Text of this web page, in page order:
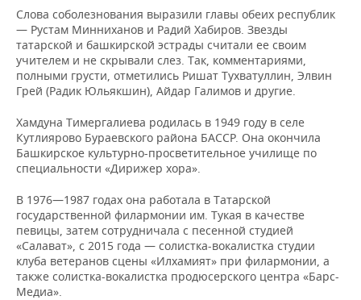
Слова соболезнования выразили главы обеих республик
— Рустам Минниханов и Радий Хабиров. Звезды
татарской и башкирской эстрады считали ее своим
учителем и не скрывали слез. Так, комментариями,
полными грусти, отметились Ришат Тухватуллин, Элвин
Грей (Радик Юльякшин), Айдар Галимов и другие.
Хамдуна Тимергалиева родилась в 1949 году в селе
Кутлиярово Бураевского района БАССР. Она окончила
Башкирское культурно-просветительное училище по
специальности «Дирижер хора».
В 1976—1987 годах она работала в Татарской
государственной филармонии им. Тукая в качестве
певицы, затем сотрудничала с песенной студией
«Салават», с 2015 года — солистка-вокалистка студии
клуба ветеранов сцены «Илхамият» при филармонии, а
также солистка-вокалистка продюсерского центра «Барс-
Медиа».